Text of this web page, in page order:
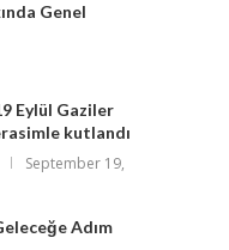
Genel
Eylül Gaziler
kutlandı
September 19,
Adım